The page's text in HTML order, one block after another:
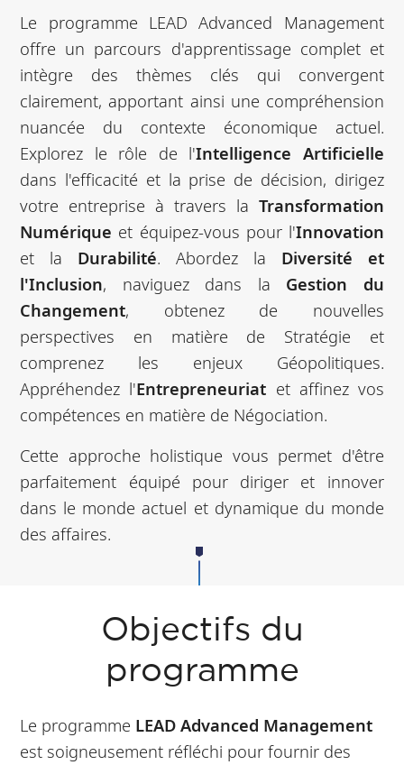
Le programme LEAD Advanced Management
offre un parcours d'apprentissage complet et
intègre des thèmes clés qui convergent
clairement, apportant ainsi une compréhension
nuancée du contexte économique actuel.
Explorez le rôle de l'Intelligence Artificielle
dans l'efficacité et la prise de décision, dirigez
votre entreprise à travers la Transformation
Numérique et équipez-vous pour l'Innovation
et la Durabilité. Abordez la Diversité et
l'Inclusion, naviguez dans la Gestion du
Changement, obtenez de nouvelles
perspectives en matière de Stratégie et
comprenez les enjeux Géopolitiques.
Appréhendez l'Entrepreneuriat et affinez vos
compétences en matière de Négociation.
Cette approche holistique vous permet d'être
parfaitement équipé pour diriger et innover
dans le monde actuel et dynamique du monde
des affaires.
Objectifs du
programme
Le programme LEAD Advanced Management
est soigneusement réfléchi pour fournir des